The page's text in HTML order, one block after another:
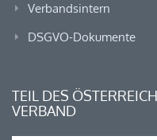
Verbandsintern
DSGVO-Dokumente
TEIL DES
VERBAND